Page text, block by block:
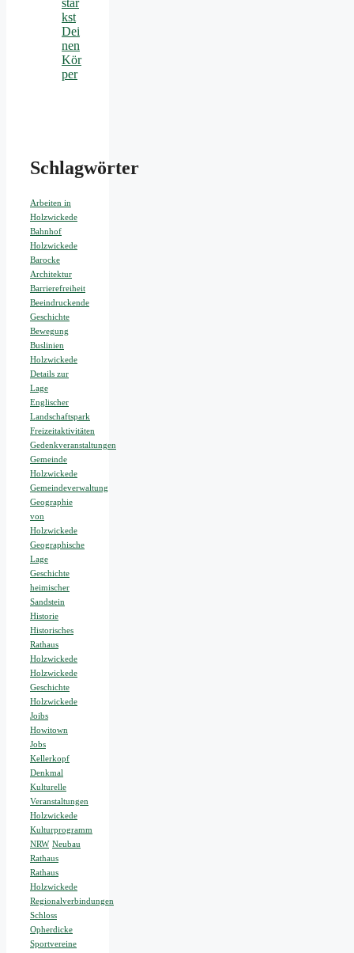
stär
kst
Dei
nen
Kör
per
Schlagwörter
Arbeiten in
Holzwickede
Bahnhof
Holzwickede
Barocke
Architektur
Barrierefreiheit
Beeindruckende
Geschichte
Bewegung
Buslinien
Holzwickede
Details zur
Lage
Englischer
Landschaftspark
Freizeitaktivitäten
Gedenkveranstaltungen
Gemeinde
Holzwickede
Gemeindeverwaltung
Geographie
von
Holzwickede
Geographische
Lage
Geschichte
heimischer
Sandstein
Historie
Historisches
Rathaus
Holzwickede
Holzwickede
Geschichte
Holzwickede
Joibs
Howitown
Jobs
Kellerkopf
Denkmal
Kulturelle
Veranstaltungen
Holzwickede
Kulturprogramm
NRW Neubau
Rathaus
Rathaus
Holzwickede
Regionalverbindungen
Schloss
Opherdicke
Sportvereine